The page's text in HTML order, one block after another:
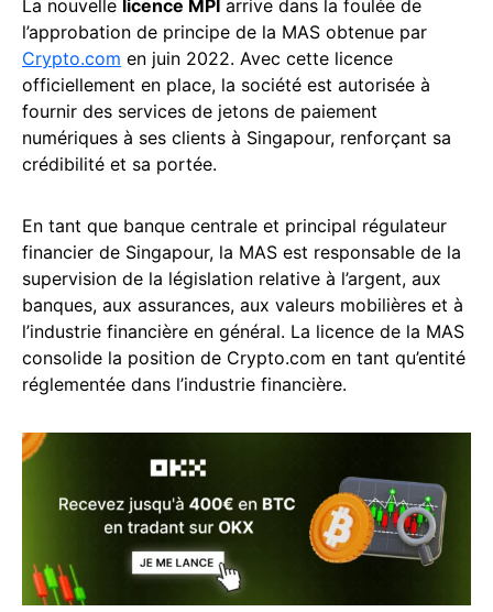
La nouvelle licence MPI arrive dans la foulée de
l’approbation de principe de la MAS obtenue par
Crypto.com en juin 2022. Avec cette licence
officiellement en place, la société est autorisée à
fournir des services de jetons de paiement
numériques à ses clients à Singapour, renforçant sa
crédibilité et sa portée.
En tant que banque centrale et principal régulateur
financier de Singapour, la MAS est responsable de la
supervision de la législation relative à l’argent, aux
banques, aux assurances, aux valeurs mobilières et à
l’industrie financière en général. La licence de la MAS
consolide la position de Crypto.com en tant qu’entité
réglementée dans l’industrie financière.